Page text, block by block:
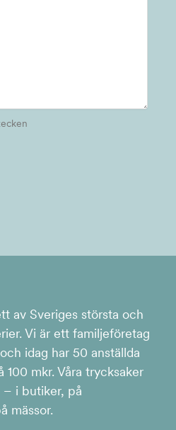
av Sveriges största och
Vi är ett familjeföretag
idag har 50 anställda
mkr. Våra trycksaker
– i butiker, på
mässor.